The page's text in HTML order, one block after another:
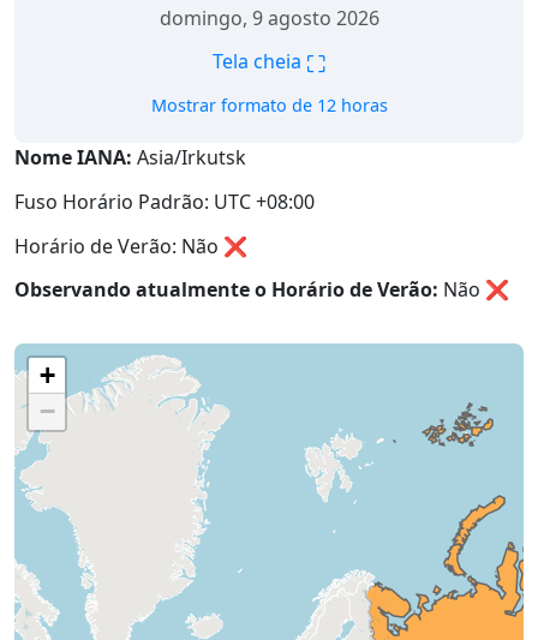
domingo, 9 agosto 2026
Tela cheia ⛶
Mostrar formato de 12 horas
Nome IANA: Asia/Irkutsk
Fuso Horário Padrão: UTC +08:00
Horário de Verão: Não ❌
Observando atualmente o Horário de Verão: Não ❌
+
−